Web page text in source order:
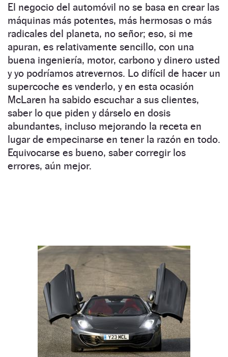
El negocio del automóvil no se basa en crear las
máquinas más potentes, más hermosas o más
radicales del planeta, no señor; eso, si me
apuran, es relativamente sencillo, con una
buena ingeniería, motor, carbono y dinero usted
y yo podríamos atrevernos. Lo difícil de hacer un
supercoche es venderlo, y en esta ocasión
McLaren ha sabido escuchar a sus clientes,
saber lo que piden y dárselo en dosis
abundantes, incluso mejorando la receta en
lugar de empecinarse en tener la razón en todo.
Equivocarse es bueno, saber corregir los
errores, aún mejor.